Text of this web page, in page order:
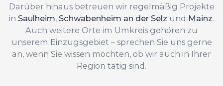
Darüber hinaus betreuen wir regelmäßig Projekte
in Saulheim, Schwabenheim an der Selz und Mainz.
Auch weitere Orte im Umkreis gehören zu
unserem Einzugsgebiet – sprechen Sie uns gerne
an, wenn Sie wissen möchten, ob wir auch in Ihrer
Region tätig sind.